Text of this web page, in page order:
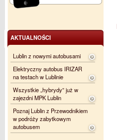
AKTUALNOŚCI
Lublin z nowymi autobusami
Elektryczny autobus IRIZAR
na testach w Lublinie
Wszystkie „hybrydy” już w
zajezdni MPK Lublin
Poznaj Lublin z Przewodnikiem
w podróży zabytkowym
autobusem